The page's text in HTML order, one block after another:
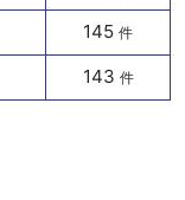
145 件
143 件